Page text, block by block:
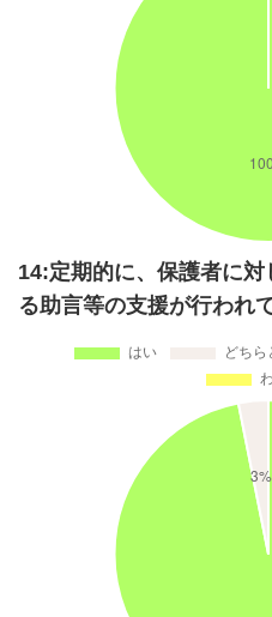
14:定期的に、保護者に
る助言等の支援が行われ